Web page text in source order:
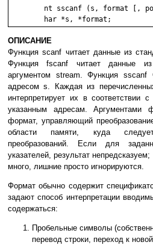
ОПИСАНИЕ
Функция scanf читает данные из
Функция fscanf читает данные
аргументом stream. Функция sscanf
адресом s. Каждая из
интерпретирует их в соответствии
указанным адресам. Аргументами
формат, управляющий
области памяти, куда
преобразований. Если для
указателей, результат
много, лишние просто игнорируются.
Формат обычно содержит
задают способ интерпретации
содержаться:
Пробельные символы
перевод строки, переход к